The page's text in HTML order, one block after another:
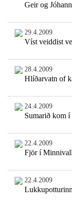
Geir og
29.4.2009
Víst veiddist
28.4.2009
Hlíðarvatn of
24.4.2009
Sumarið kom
22.4.2009
Fjör í
22.4.2009